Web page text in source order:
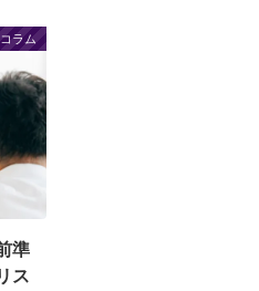
コラム
準
ス